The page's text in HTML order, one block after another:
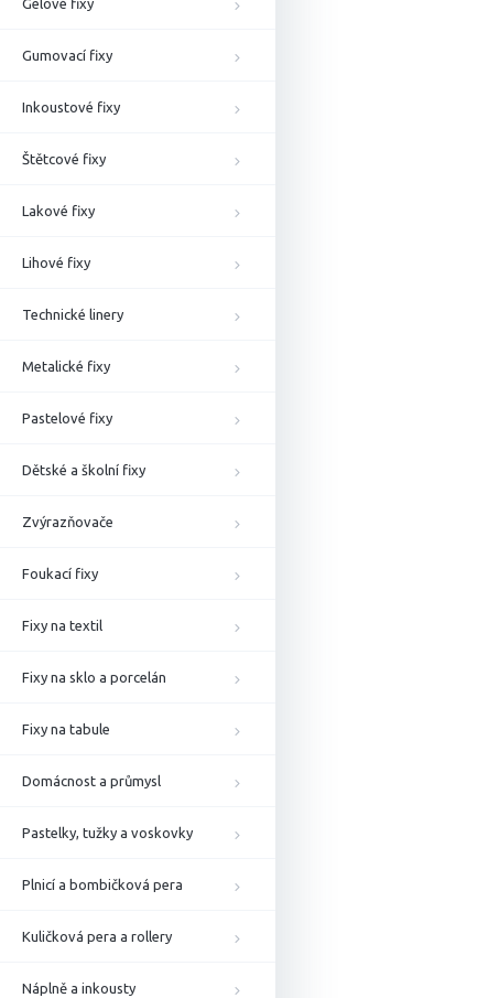
Gelové fixy
Gumovací fixy
Inkoustové fixy
Štětcové fixy
Lakové fixy
Lihové fixy
Technické linery
Metalické fixy
Pastelové fixy
Dětské a školní fixy
Zvýrazňovače
Foukací fixy
Fixy na textil
Fixy na sklo a porcelán
Fixy na tabule
Domácnost a průmysl
Pastelky, tužky a voskovky
Plnicí a bombičková pera
Kuličková pera a rollery
Náplně a inkousty